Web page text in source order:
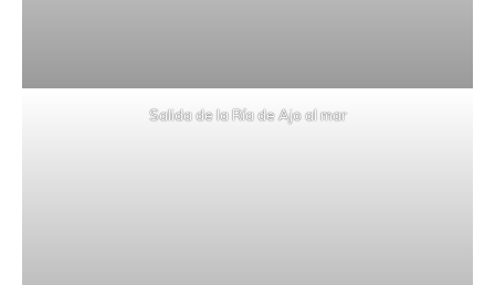
Salida de la Ría de Ajo al mar